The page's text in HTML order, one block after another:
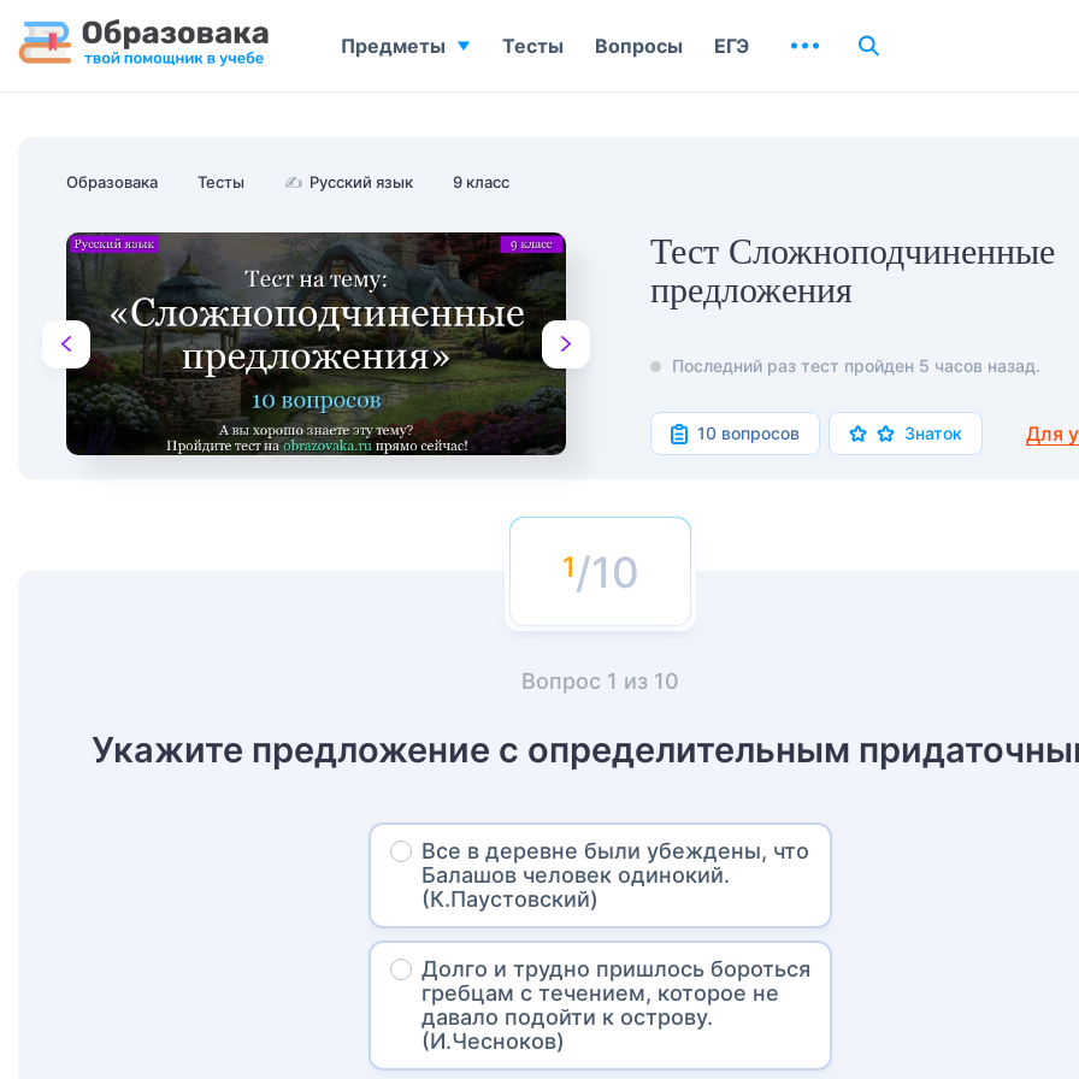
Образовака Тесты ✍ Русский язык 9 класс
Тест Сложноподчиненные
предложения
Последний раз тест пройден 5 часов назад.
10 вопросов Знаток Для
/10
Вопрос 1 из 10
Укажите предложение с определительным
Все в деревне были убеждены, что
Балашов человек одинокий.
(К.Паустовский)
Долго и трудно пришлось бороться
гребцам с течением, которое не
давало подойти к острову.
(И.Чесноков)
Предметы Тесты Вопросы ЕГЭ